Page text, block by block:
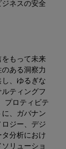
ネスの安全
もって未来
ある洞察力
、ゆるぎな
ティングフ
プロティビテ
、ガバナン
ジー、デジ
分析におけ
リューショ